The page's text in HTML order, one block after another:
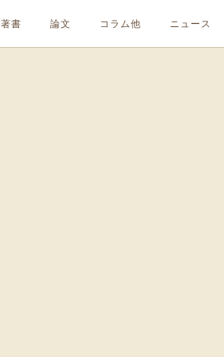
著書 論文 コラム他 ニュース